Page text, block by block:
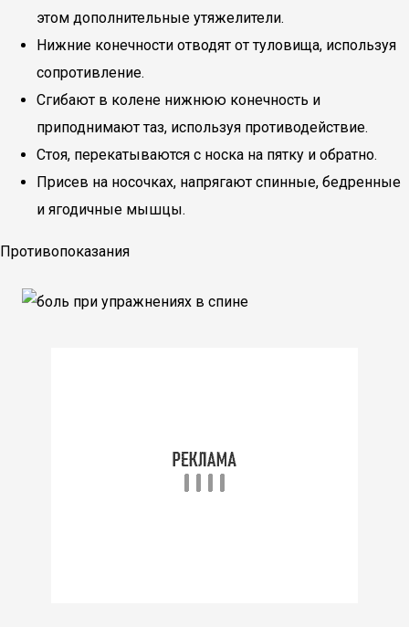
этом дополнительные утяжелители.
Нижние конечности отводят от туловища, используя
сопротивление.
Сгибают в колене нижнюю конечность и
приподнимают таз, используя противодействие.
Стоя, перекатываются с носка на пятку и обратно.
Присев на носочках, напрягают спинные, бедренные
и ягодичные мышцы.
Противопоказания